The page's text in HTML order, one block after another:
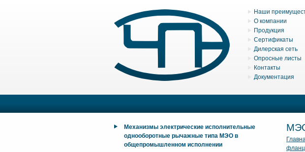
Наши
О компании
Продукция
Сертификаты
Дилерская сеть
Опросные листы
Контакты
Документация
Механизмы электрические исполнительные
однооборотные рычажные типа МЭО в
общепромышленном исполнении